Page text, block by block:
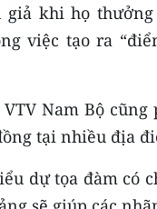
giả khi họ
việc tạo ra
Nam Bộ
tại nhiều địa
dự tọa đàm có